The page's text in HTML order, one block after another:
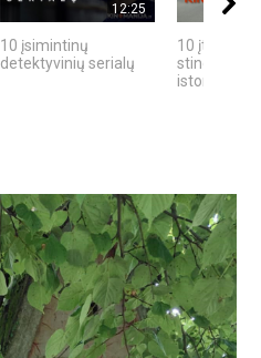
12:25
10 įsimintinų
detektyvinių serialų
10 įtemptų,
stingdančių
istorijų